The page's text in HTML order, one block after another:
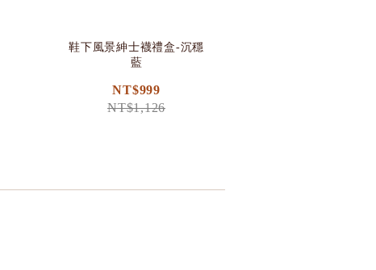
鞋下風景紳士襪禮盒-沉穩
藍
NT$999
NT$1,126